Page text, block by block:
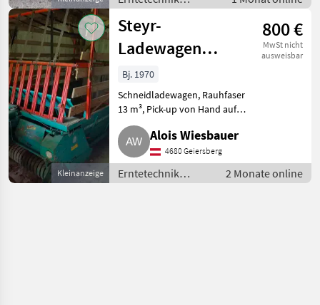
Landtechnik
2
MARKTPLATZ
Marktplatz Händlerangebote
Grünland /
Ladewagen
Kleinanzeige
Steyr-
Ladewagen
Hamster Minor
800 €
MwSt nicht
ausweisbar
Bj. 1970
Schneidladewagen, Rauhfaser
13 m³, Pick-up von Hand auf
Hydr. umgebaut, funktioniert
einwandfrei. Erntetechnik
Grünland Ladewagen
Alois Wiesbauer
4680 Geiersberg
Erntetechnik
Grünland /
2 Monate online